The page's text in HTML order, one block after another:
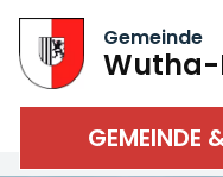
Gemeinde
GEMEINDE